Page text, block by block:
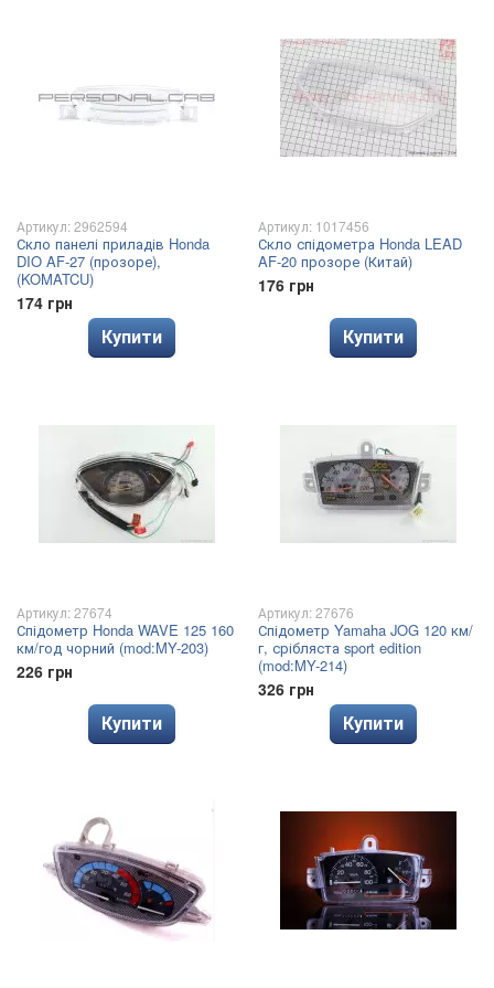
Артикул: 2962594
Скло панелі приладів Honda
DIO AF-27 (прозоре),
(KOMATCU)
174 грн
Купити
Артикул: 1017456
Скло спідометра Honda LEAD
AF-20 прозоре (Китай)
176 грн
Купити
Артикул: 27674
Спідометр Honda WAVE 125 160
км/год чорний (mod:MY-203)
226 грн
Купити
Артикул: 27676
Спідометр Yamaha JOG 120 км/
г, срібляста sport edition
(mod:MY-214)
326 грн
Купити